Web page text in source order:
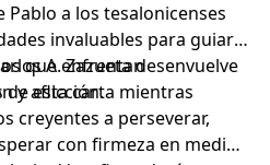
Pablo a los tesalonicenses
invaluables para guiar a
que enfrentan
y aflicción.
A. Zazueta desenvuelve
de esta carta mientras
creyentes a perseverar,
con firmeza en medio